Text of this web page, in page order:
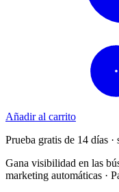
Añadir al carrito
Prueba gratis de 14 días ·
Gana visibilidad en las
marketing automáticas ·